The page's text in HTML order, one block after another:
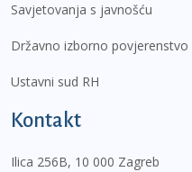
Savjetovanja s javnošću
Državno izborno povjerenstvo
Ustavni sud RH
Kontakt
Ilica 256B, 10 000 Zagreb